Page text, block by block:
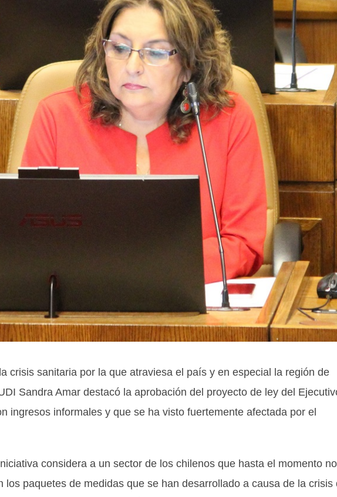
crisis sanitaria por la que atraviesa el país y en especial la región de
Sandra Amar destacó la aprobación del proyecto de ley del
ingresos informales y que se ha visto fuertemente afectada por el
considera a un sector de los chilenos que hasta el momento no
los paquetes de medidas que se han desarrollado a causa de la crisis